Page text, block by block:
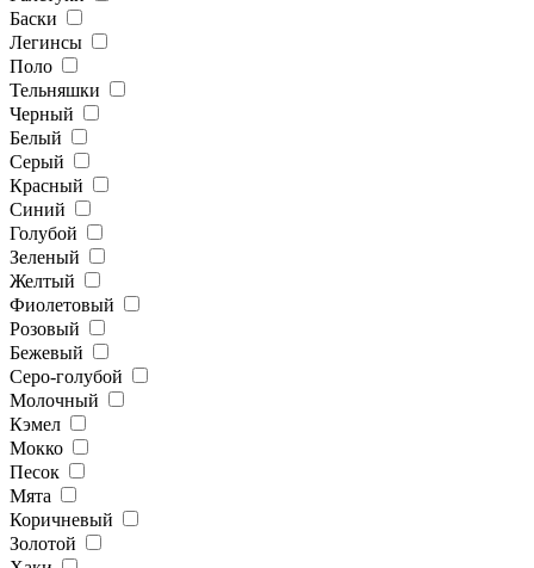
Баски
Легинсы
Поло
Тельняшки
Черный
Белый
Серый
Красный
Синий
Голубой
Зеленый
Желтый
Фиолетовый
Розовый
Бежевый
Серо-голубой
Молочный
Кэмел
Мокко
Песок
Мята
Коричневый
Золотой